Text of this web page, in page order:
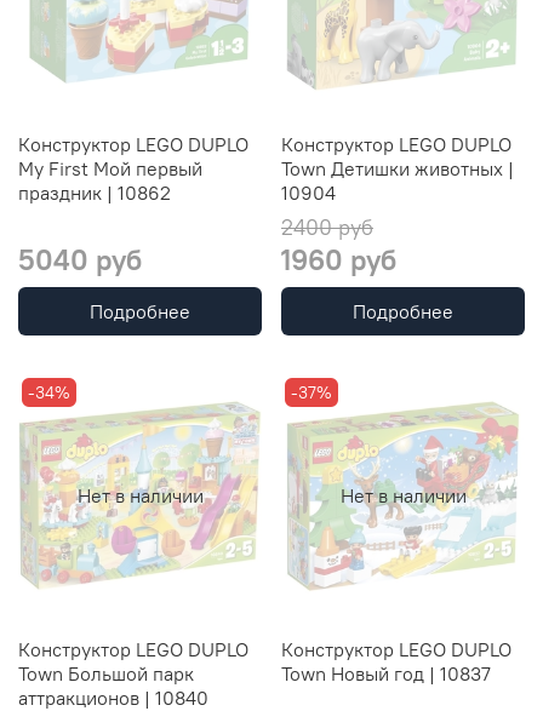
Конструктор LEGO DUPLO
My First Мой первый
праздник | 10862
5040 руб
Подробнее
Конструктор LEGO DUPLO
Town Детишки животных |
10904
2400 руб
1960 руб
Подробнее
Нет в наличии
-34%
Конструктор LEGO DUPLO
Town Большой парк
аттракционов | 10840
Нет в наличии
-37%
Конструктор LEGO DUPLO
Town Новый год | 10837